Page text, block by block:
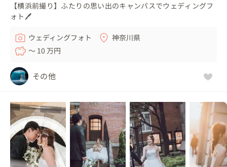
【横浜前撮り】ふたりの思い出のキャンパスでウェディングフ
ォト🖊
ウェディングフォト
神奈川県
〜 10 万円
その他